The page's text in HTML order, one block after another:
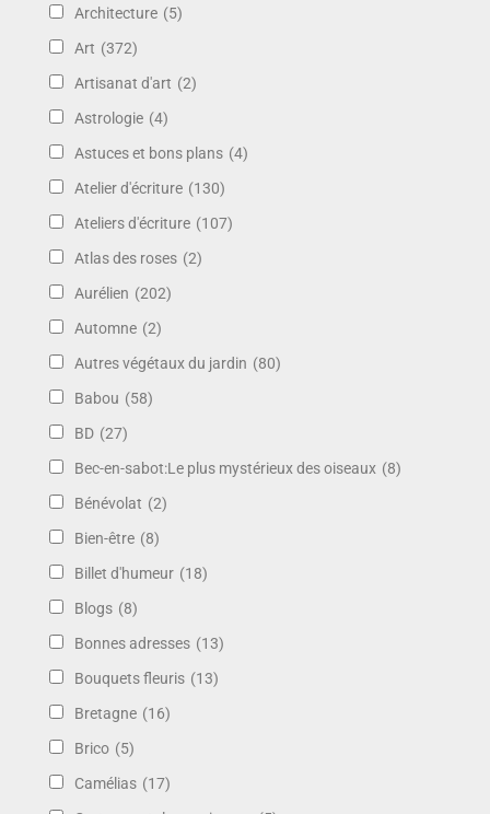
Architecture (5)
Art (372)
Artisanat d'art (2)
Astrologie (4)
Astuces et bons plans (4)
Atelier d'écriture (130)
Ateliers d'écriture (107)
Atlas des roses (2)
Aurélien (202)
Automne (2)
Autres végétaux du jardin (80)
Babou (58)
BD (27)
Bec-en-sabot:Le plus mystérieux des oiseaux (8)
Bénévolat (2)
Bien-être (8)
Billet d'humeur (18)
Blogs (8)
Bonnes adresses (13)
Bouquets fleuris (13)
Bretagne (16)
Brico (5)
Camélias (17)